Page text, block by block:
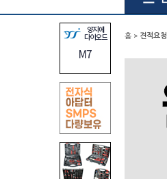
홈 > 견적요청